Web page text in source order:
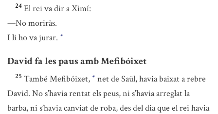
24 El rei va dir a Ximí:
—No moriràs.
I li ho va jurar. *
David fa les paus amb Mefibóixet
25 També Mefibóixet, * net de Saül, havia baixat a rebre
David. No s’havia rentat els peus, ni s’havia arreglat la
barba, ni s’havia canviat de roba, des del dia que el rei havia